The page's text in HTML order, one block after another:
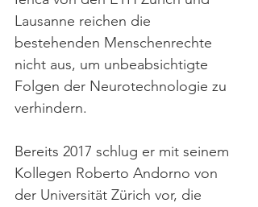
Lausanne reichen die
bestehenden Menschenrechte
nicht aus, um unbeabsichtigte
Folgen der Neurotechnologie zu
verhindern.
Bereits 2017 schlug er mit seinem
Kollegen Roberto Andorno von
der Universität Zürich vor, die